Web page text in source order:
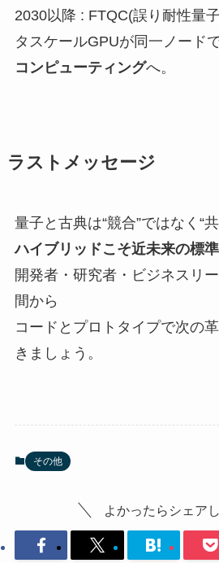
2030以降 : FTQC(誤り耐性量
タスケールGPUが同一ノード
コンピューティングへ。
ラストメッセージ
量子と古典は“競合”ではなく“
ハイブリッドこそ近未来の標
開発者・研究者・ビジネスリ
間から
コードとプロトタイプで次の
きましょう。
その他
よかったらシェア